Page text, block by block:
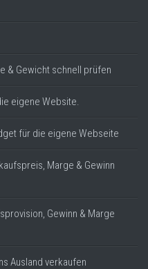
& Gewicht schnell prüfen
eigene Website.
für die eigene Webseite
Marge & Gewinn
Gewinn & Marge
Ausland verkaufen